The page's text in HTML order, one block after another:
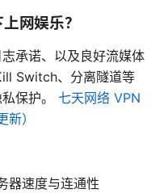
网娱乐？
承诺、以及良好流媒体
Switch、分离隧道等
保护。 七天网络 VPN
）
器速度与连通性